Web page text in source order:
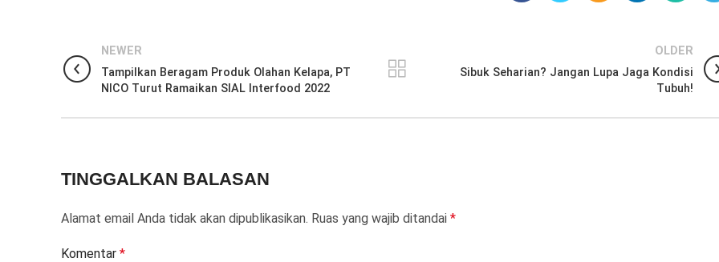
NEWER
Tampilkan Beragam Produk Olahan Kelapa, PT
NICO Turut Ramaikan SIAL Interfood 2022
OLDER
Sibuk Seharian? Jangan Lupa Jaga Kondisi
Tubuh!
TINGGALKAN BALASAN
Alamat email Anda tidak akan dipublikasikan. Ruas yang wajib ditandai *
Komentar *